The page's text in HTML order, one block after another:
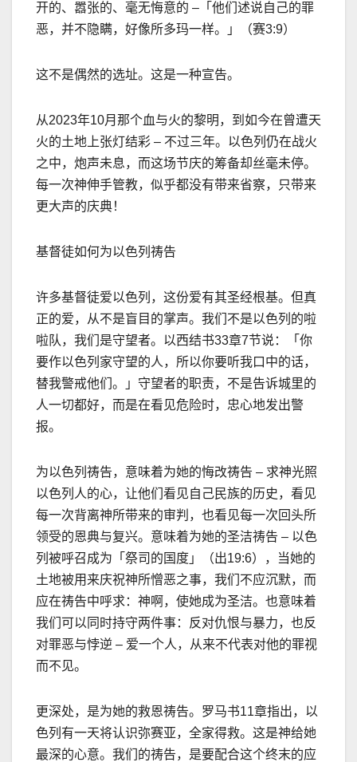
开的、嚣张的、毫无悔意的 – 「他们述说自己的罪
恶，并不隐瞒，好像所多玛一样。」（赛3:9）
这不是偶然的选址。这是一种宣告。
从2023年10月那个血与火的黎明，到如今在曾遭天
火的土地上张灯结彩 – 不过三年。以色列仍在战火
之中，炮声未息，而这场节庆的筹备却丝毫未停。
每一次神伸手管教，似乎都没有带来省察，只带来
更大声的庆典！
基督徒如何为以色列祷告
许多基督徒爱以色列，这份爱有其圣经根基。但真
正的爱，从不是盲目的掌声。我们不是以色列的啦
啦队，我们是守望者。 以西结书33章7节说：
「你
要作以色列家守望的人，所以你要听我口中的话，
替我警戒他们。」 守望者的职责，不是告诉城里的
人一切都好，而是在看见危险时，忠心地发出警
报。
为以色列祷告，意味着为她的悔改祷告 – 求神光照
以色列人的心，让他们看见自己民族的历史，看见
每一次背离神所带来的审判，也看见每一次回头所
领受的恩典与复兴。意味着为她的圣洁祷告 – 以色
列被呼召成为 「祭司的国度」（出19:6）
，当她的
土地被用来庆祝神所憎恶之事，我们不应沉默，而
应在祷告中呼求：神啊，使她成为圣洁。也意味着
我们可以同时持守两件事：反对仇恨与暴力，也反
对罪恶与悖逆 – 爱一个人，从来不代表对他的罪视
而不见。
更深处，是为她的救恩祷告。 罗马书11章指出，以
色列有一天将认识弥赛亚，全家得救。这是神给她
最深的心意。我们的祷告，是要配合这个终末的应